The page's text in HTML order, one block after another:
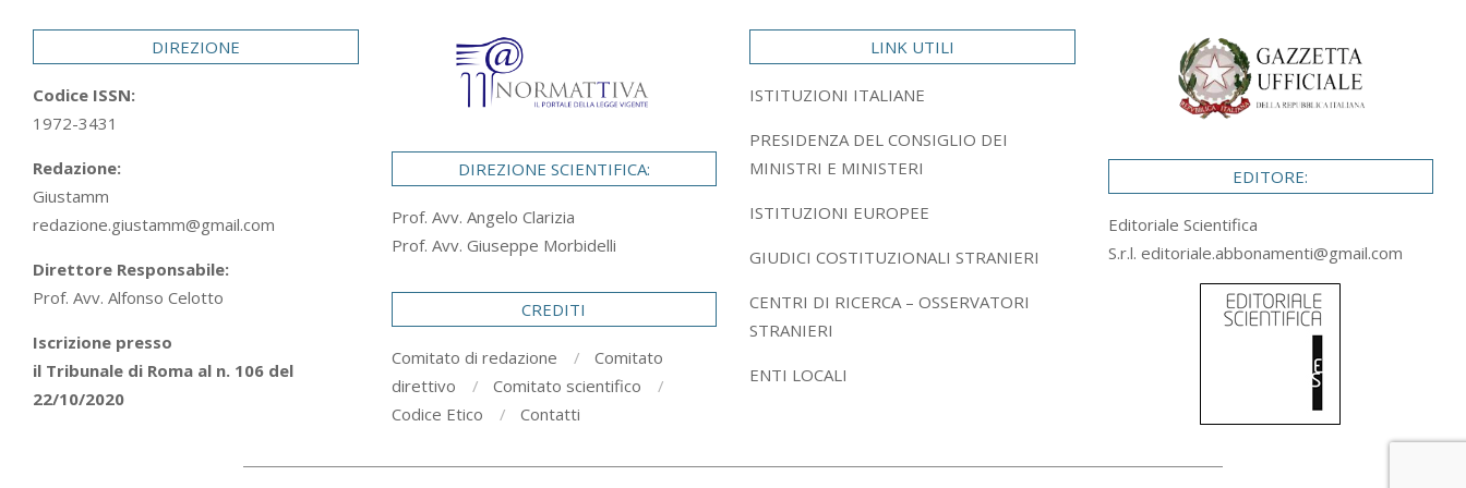
DIREZIONE
Codice ISSN:
1972-3431
Redazione:
Giustamm
redazione.giustamm@gmail.com
Direttore Responsabile:
Prof. Avv. Alfonso Celotto
Iscrizione presso
il Tribunale di Roma al n. 106 del
22/10/2020
DIREZIONE SCIENTIFICA:
Prof. Avv. Angelo Clarizia
Prof. Avv. Giuseppe Morbidelli
CREDITI
Comitato di redazione
Comitato
direttivo
Comitato scientifico
Codice Etico
Contatti
LINK UTILI
ISTITUZIONI ITALIANE
PRESIDENZA DEL CONSIGLIO DEI
MINISTRI E MINISTERI
ISTITUZIONI EUROPEE
GIUDICI COSTITUZIONALI STRANIERI
CENTRI DI RICERCA – OSSERVATORI
STRANIERI
ENTI LOCALI
EDITORE:
Editoriale Scientifica
S.r.l. editoriale.abbonamenti@gmail.com